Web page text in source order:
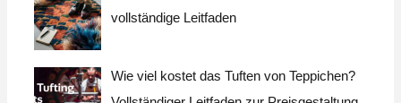
vollständige Leitfaden
Wie viel kostet das Tuften von Teppichen?